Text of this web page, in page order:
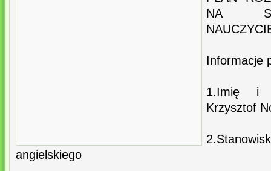
NA
Informacje
1.Imię i
Krzysztof
angielskiego